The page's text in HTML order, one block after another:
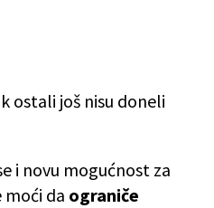
ostali još nisu doneli
i novu mogućnost za
moći da ograniče